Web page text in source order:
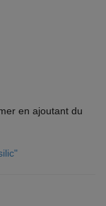
en ajoutant du